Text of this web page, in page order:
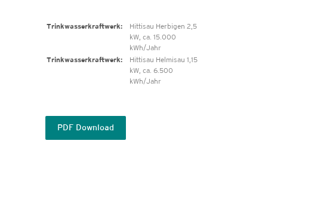
Trinkwasserkraftwerk:
Hittisau Herbigen 2,5
kW, ca. 15.000
kWh/Jahr
Trinkwasserkraftwerk:
Hittisau Helmisau 1,15
kW, ca. 6.500
kWh/Jahr
PDF Download